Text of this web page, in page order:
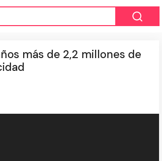
más de 2,2 millones de